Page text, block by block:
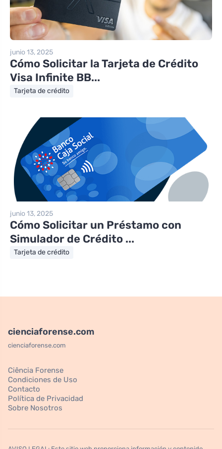
junio 13, 2025
Cómo Solicitar la Tarjeta de Crédito
Visa Infinite BB...
Tarjeta de crédito
junio 13, 2025
Cómo Solicitar un Préstamo con
Simulador de Crédito ...
Tarjeta de crédito
cienciaforense.com
cienciaforense.com
Ciência Forense
Condiciones de Uso
Contacto
Política de Privacidad
Sobre Nosotros